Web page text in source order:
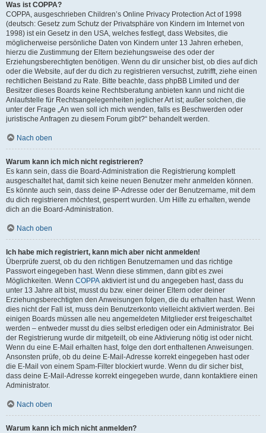
Was ist COPPA?
COPPA, ausgeschrieben Children’s Online Privacy Protection Act of 1998
(deutsch: Gesetz zum Schutz der Privatsphäre von Kindern im Internet von
1998) ist ein Gesetz in den USA, welches festlegt, dass Websites, die
möglicherweise persönliche Daten von Kindern unter 13 Jahren erheben,
hierzu die Zustimmung der Eltern beziehungsweise des oder der
Erziehungsberechtigten benötigen. Wenn du dir unsicher bist, ob dies auf dich
oder die Website, auf der du dich zu registrieren versuchst, zutrifft, ziehe einen
rechtlichen Beistand zu Rate. Bitte beachte, dass phpBB Limited und der
Besitzer dieses Boards keine Rechtsberatung anbieten kann und nicht die
Anlaufstelle für Rechtsangelegenheiten jeglicher Art ist; außer solchen, die
unter der Frage „An wen soll ich mich wenden, falls es Beschwerden oder
juristische Anfragen zu diesem Forum gibt?“ behandelt werden.
Nach oben
Warum kann ich mich nicht registrieren?
Es kann sein, dass die Board-Administration die Registrierung komplett
ausgeschaltet hat, damit sich keine neuen Benutzer mehr anmelden können.
Es könnte auch sein, dass deine IP-Adresse oder der Benutzername, mit dem
du dich registrieren möchtest, gesperrt wurden. Um Hilfe zu erhalten, wende
dich an die Board-Administration.
Nach oben
Ich habe mich registriert, kann mich aber nicht anmelden!
Überprüfe zuerst, ob du den richtigen Benutzernamen und das richtige
Passwort eingegeben hast. Wenn diese stimmen, dann gibt es zwei
Möglichkeiten. Wenn COPPA aktiviert ist und du angegeben hast, dass du
unter 13 Jahre alt bist, musst du bzw. einer deiner Eltern oder deiner
Erziehungsberechtigten den Anweisungen folgen, die du erhalten hast. Wenn
dies nicht der Fall ist, muss dein Benutzerkonto vielleicht aktiviert werden. Bei
einigen Boards müssen alle neu angemeldeten Mitglieder erst freigeschaltet
werden – entweder musst du dies selbst erledigen oder ein Administrator. Bei
der Registrierung wurde dir mitgeteilt, ob eine Aktivierung nötig ist oder nicht.
Wenn du eine E-Mail erhalten hast, folge den dort enthaltenen Anweisungen.
Ansonsten prüfe, ob du deine E-Mail-Adresse korrekt eingegeben hast oder
die E-Mail von einem Spam-Filter blockiert wurde. Wenn du dir sicher bist,
dass deine E-Mail-Adresse korrekt eingegeben wurde, dann kontaktiere einen
Administrator.
Nach oben
Warum kann ich mich nicht anmelden?